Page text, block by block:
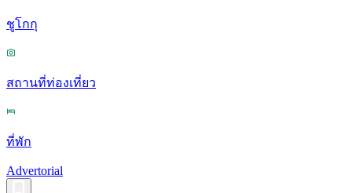
ชูโกกุ
สถานที่ท่องเที่ยว
ที่พัก
Advertorial